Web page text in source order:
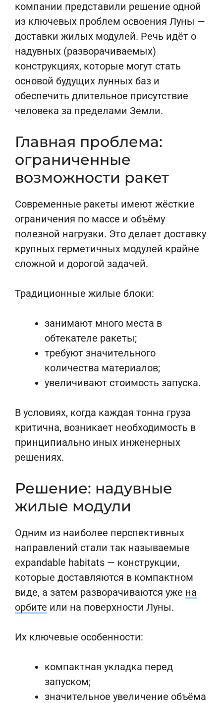
компании представили решение одной
из ключевых проблем освоения Луны —
доставки жилых модулей. Речь идёт о
надувных (разворачиваемых)
конструкциях, которые могут стать
основой будущих лунных баз и
обеспечить длительное присутствие
человека за пределами Земли.
Главная проблема:
ограниченные
возможности ракет
Современные ракеты имеют жёсткие
ограничения по массе и объёму
полезной нагрузки. Это делает доставку
крупных герметичных модулей крайне
сложной и дорогой задачей.
Традиционные жилые блоки:
занимают много места в
обтекателе ракеты;
требуют значительного
количества материалов;
увеличивают стоимость запуска.
В условиях, когда каждая тонна груза
критична, возникает необходимость в
принципиально иных инженерных
решениях.
Решение: надувные
жилые модули
Одним из наиболее перспективных
направлений стали так называемые
expandable habitats — конструкции,
которые доставляются в компактном
виде, а затем разворачиваются уже на
орбите или на поверхности Луны.
Их ключевые особенности:
компактная укладка перед
запуском;
значительное увеличение объёма